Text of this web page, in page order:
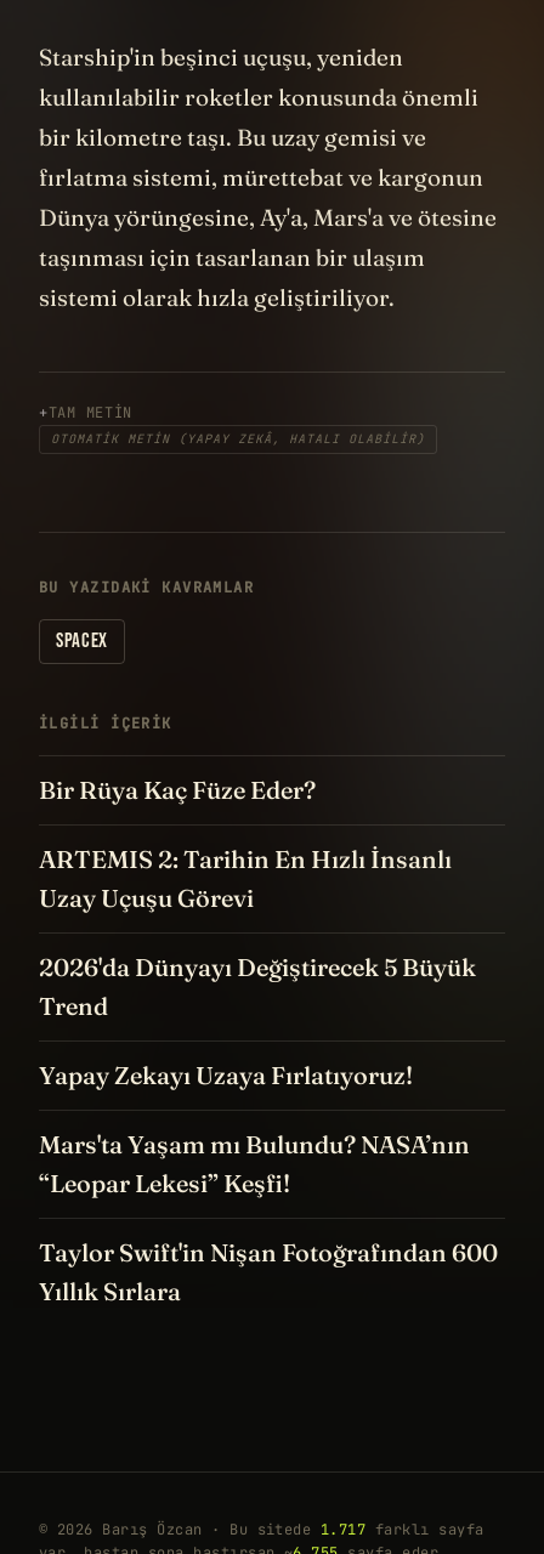
Starship'in beşinci uçuşu, yeniden
kullanılabilir roketler konusunda önemli
bir kilometre taşı. Bu uzay gemisi ve
fırlatma sistemi, mürettebat ve kargonun
Dünya yörüngesine, Ay'a, Mars'a ve ötesine
taşınması için tasarlanan bir ulaşım
sistemi olarak hızla geliştiriliyor.
TAM METIN
OTOMATIK METIN (YAPAY ZEKÂ, HATALI OLABILIR)
BU YAZIDAKI KAVRAMLAR
SPACEX
İLGILI IÇERIK
Bir Rüya Kaç Füze Eder?
ARTEMIS 2: Tarihin En Hızlı İnsanlı
Uzay Uçuşu Görevi
2026'da Dünyayı Değiştirecek 5 Büyük
Trend
Yapay Zekayı Uzaya Fırlatıyoruz!
Mars'ta Yaşam mı Bulundu? NASA’nın
“Leopar Lekesi” Keşfi!
Taylor Swift'in Nişan Fotoğrafından 600
Yıllık Sırlara
© 2026 Barış Özcan · Bu sitede 1.717 farklı sayfa